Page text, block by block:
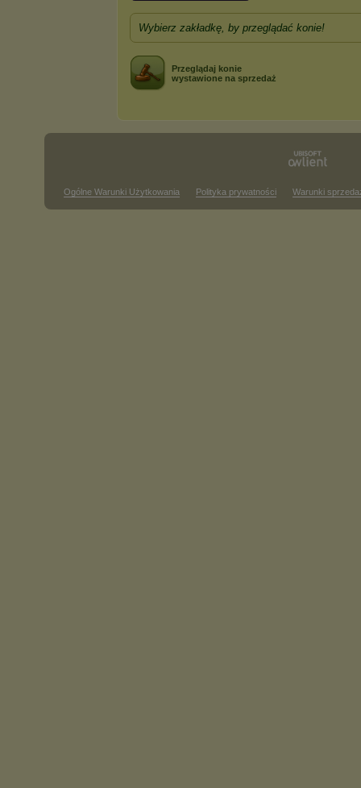
Wybierz zakładkę, by przeglądać konie!
Przeglądaj konie
wystawione na sprzedaż
Ogólne Warunki Użytkowania Polityka prywatności Warunki